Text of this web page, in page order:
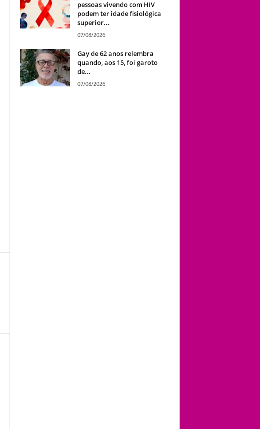
pessoas vivendo com HIV
podem ter idade fisiológica
superior...
07/08/2026
Gay de 62 anos relembra
quando, aos 15, foi garoto
de...
07/08/2026